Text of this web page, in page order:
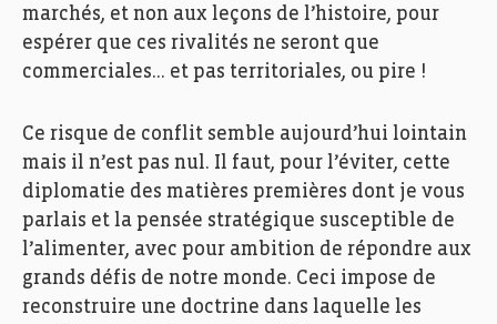
marchés, et non aux leçons de l’histoire, pour
espérer que ces rivalités ne seront que
commerciales… et pas territoriales, ou pire !
Ce risque de conflit semble aujourd’hui lointain
mais il n’est pas nul. Il faut, pour l’éviter, cette
diplomatie des matières premières dont je vous
parlais et la pensée stratégique susceptible de
l’alimenter, avec pour ambition de répondre aux
grands défis de notre monde. Ceci impose de
reconstruire une doctrine dans laquelle les